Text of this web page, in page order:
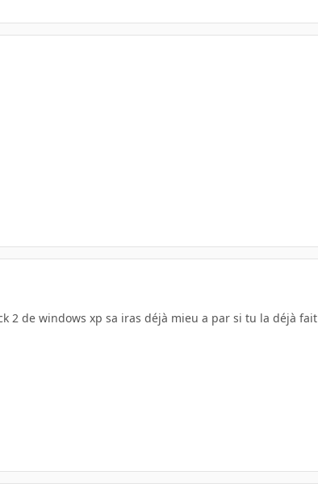
2 de windows xp sa iras déjà mieu a par si tu la déjà fait